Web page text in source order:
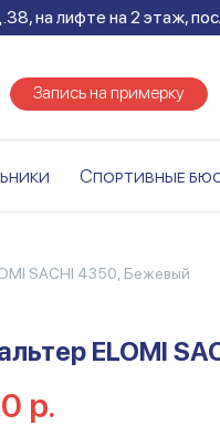
на лифте на 2 этаж,
Запись на примерку
Спортивные
SACHI 4350, Бежевый
ELOMI
р.